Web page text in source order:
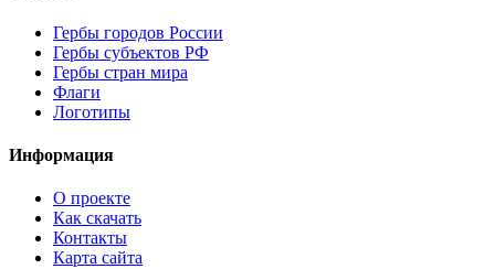
Гербы городов России
Гербы субъектов РФ
Гербы стран мира
Флаги
Логотипы
Информация
О проекте
Как скачать
Контакты
Карта сайта